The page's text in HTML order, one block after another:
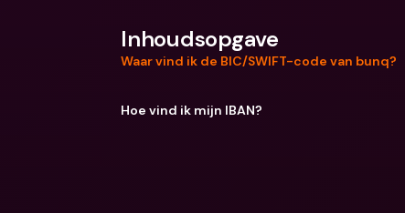
Inhoudsopgave
Waar vind ik de BIC/SWIFT-code van bunq?
Hoe vind ik mijn IBAN?